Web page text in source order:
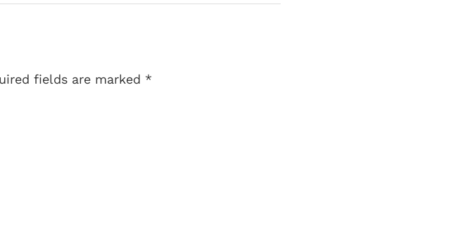
fields are marked *